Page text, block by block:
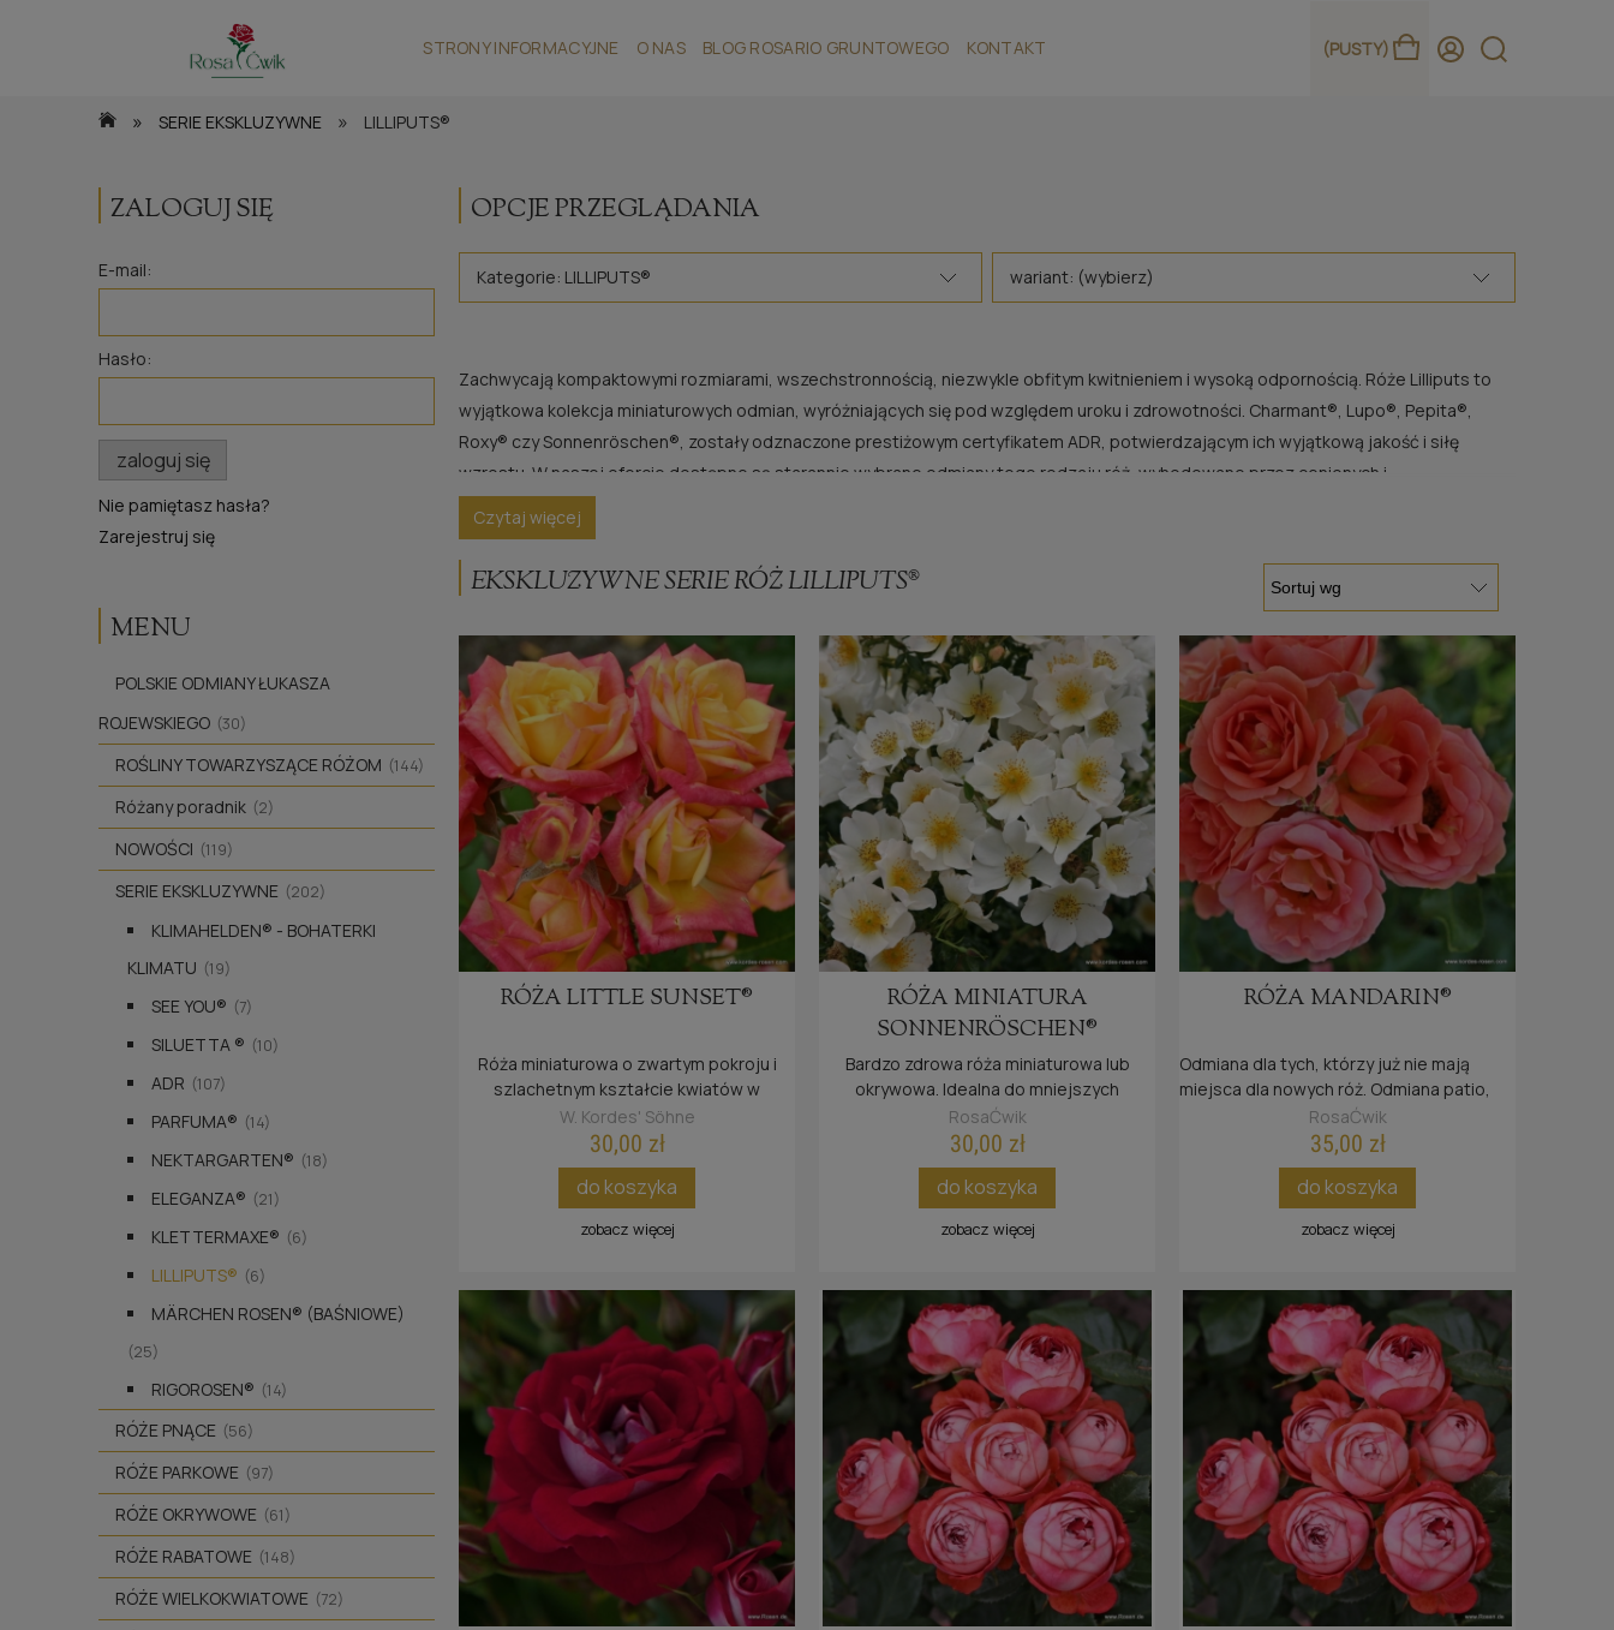
(PUSTY)
STRONY INFORMACYJNE O NAS BLOG ROSARIO GRUNTOWEGO KONTAKT
» SERIE EKSKLUZYWNE » LILLIPUTS®
ZALOGUJ SIĘ
E-mail:
Hasło:
zaloguj się
Nie pamiętasz hasła?
Zarejestruj się
MENU
POLSKIE ODMIANY ŁUKASZA
ROJEWSKIEGO (30)
ROŚLINY TOWARZYSZĄCE RÓŻOM (144)
Różany poradnik (2)
NOWOŚCI (119)
SERIE EKSKLUZYWNE (202)
KLIMAHELDEN® - BOHATERKI
KLIMATU (19)
SEE YOU® (7)
SILUETTA ® (10)
ADR (107)
PARFUMA® (14)
NEKTARGARTEN® (18)
ELEGANZA® (21)
KLETTERMAXE® (6)
LILLIPUTS® (6)
MÄRCHEN ROSEN® (BAŚNIOWE)
(25)
RIGOROSEN® (14)
RÓŻE PNĄCE (56)
RÓŻE PARKOWE (97)
RÓŻE OKRYWOWE (61)
RÓŻE RABATOWE (148)
RÓŻE WIELKOKWIATOWE (72)
OPCJE PRZEGLĄDANIA
Kategorie: LILLIPUTS® wariant: (wybierz)
Zachwycają kompaktowymi rozmiarami, wszechstronnością, niezwykle obfitym kwitnieniem i wysoką odpornością. Róże Lilliputs to
wyjątkowa kolekcja miniaturowych odmian, wyróżniających się pod względem uroku i zdrowotności. Charmant®, Lupo®, Pepita®,
Roxy® czy Sonnenröschen®, zostały odznaczone prestiżowym certyfikatem ADR, potwierdzającym ich wyjątkową jakość i siłę
wzrostu. W naszej ofercie dostępne są starannie wybrane odmiany tego rodzaju róż, wyhodowane przez cenionych i
doświadczonych hodowców.
Czytaj więcej
EKSKLUZYWNE SERIE RÓŻ LILLIPUTS®
RÓŻA LITTLE SUNSET®
Róża miniaturowa o zwartym pokroju i
szlachetnym kształcie kwiatów w
atrakcyjnej żółto-czerwonej tonacji barw.
W. Kordes' Söhne
30,00 zł
do koszyka
zobacz więcej
RÓŻA MINIATURA
SONNENRÖSCHEN®
Bardzo zdrowa róża miniaturowa lub
okrywowa. Idealna do mniejszych
ogrodów i skalniaków, a także do donic.
RosaĆwik
30,00 zł
do koszyka
zobacz więcej
RÓŻA MANDARIN®
Odmiana dla tych, którzy już nie mają
miejsca dla nowych róż. Odmiana patio,
czyli zwarty pokrój, coś między miniaturką,
RosaĆwik
35,00 zł
do koszyka
zobacz więcej